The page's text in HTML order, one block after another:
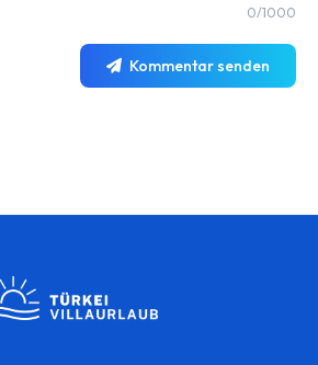
0/1000
Kommentar senden